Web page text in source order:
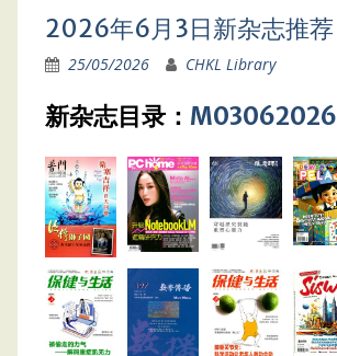
2026年6月3日新杂志推荐
25/05/2026 CHKL Library
新杂志目录： M03062026